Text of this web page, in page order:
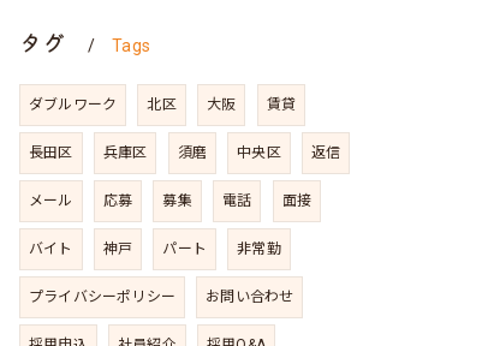
タグ Tags
ダブルワーク 北区 大阪 賃貸
長田区 兵庫区 須磨 中央区 返信
メール 応募 募集 電話 面接
バイト 神戸 パート 非常勤
プライバシーポリシー お問い合わせ